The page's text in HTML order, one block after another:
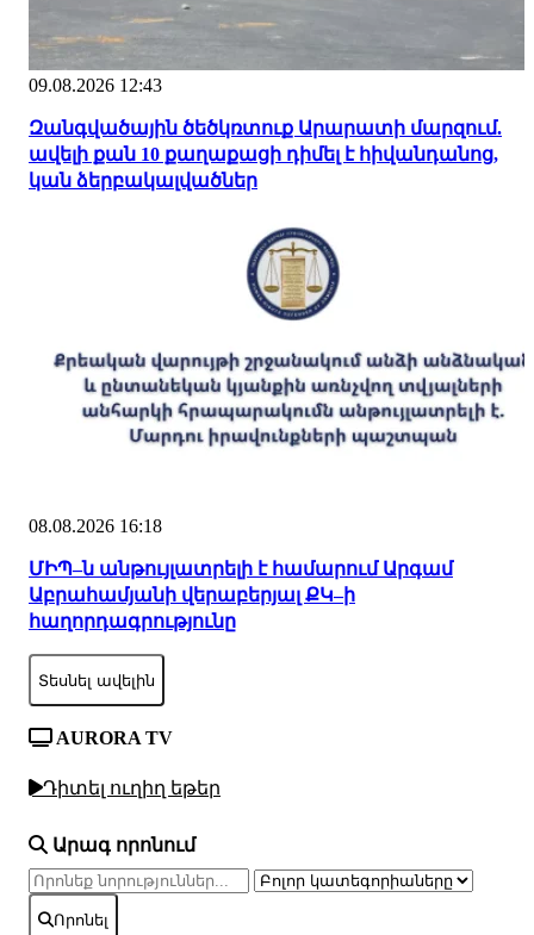
09.08.2026 12:43
Զանգվածային ծեծկռտուք Արարատի մարզում.
ավելի քան 10 քաղաքացի դիմել է հիվանդանոց,
կան ձերբակալվածներ
08.08.2026 16:18
ՄԻՊ–ն անթույլատրելի է համարում Արգամ
Աբրահամյանի վերաբերյալ ՔԿ–ի
հաղորդագրությունը
Տեսնել ավելին
AURORA TV
Դիտել ուղիղ եթեր
Արագ որոնում
Որոնել